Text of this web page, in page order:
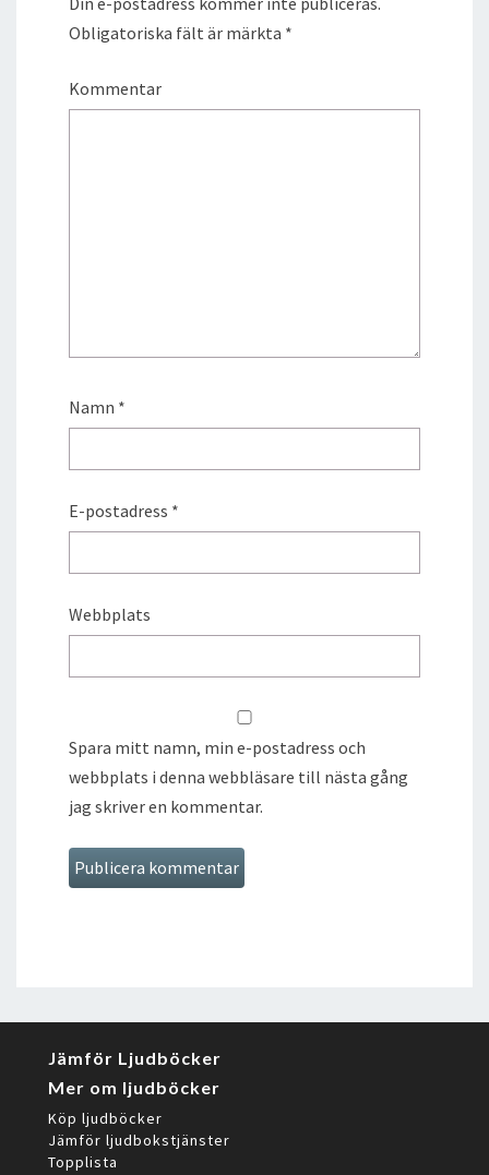
Obligatoriska fält är märkta *
Kommentar
Namn *
E-postadress *
Webbplats
Spara mitt namn, min e-postadress och
webbplats i denna webbläsare till nästa gång
jag skriver en kommentar.
Jämför Ljudböcker
Mer om ljudböcker
Köp ljudböcker
Jämför ljudbokstjänster
Topplista